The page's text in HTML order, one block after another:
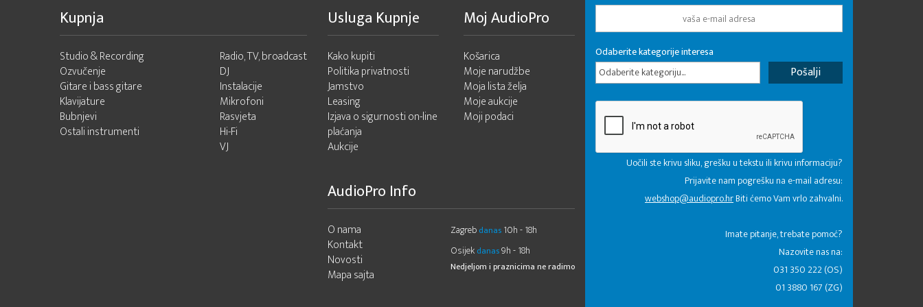
Kupnja
Studio & Recording
Ozvučenje
Gitare i bass gitare
Klavijature
Bubnjevi
Ostali instrumenti
Radio, TV, broadcast
DJ
Instalacije
Mikrofoni
Rasvjeta
Hi-Fi
VJ
Usluga Kupnje
Kako kupiti
Politika privatnosti
Jamstvo
Leasing
Izjava o sigurnosti on-line
plaćanja
Aukcije
Moj AudioPro
Košarica
Moje narudžbe
Moja lista želja
Moje aukcije
Moji podaci
AudioPro Info
O nama
Kontakt
Novosti
Mapa sajta
Zagreb danas 10h - 18h
Osijek danas9h - 18h
Nedjeljom i praznicima ne radimo
Odaberite kategorije interesa
Odaberite kategoriju...
Uočili ste krivu sliku, grešku u tekstu ili krivu informaciju?
Prijavite nam pogrešku na e-mail adresu:
webshop@audiopro.hrBiti ćemo Vam vrlo zahvalni.
​Imate pitanje, trebate pomoć?
Nazovite nas na:
031 350 222 (OS)
01 3880 167 (ZG)